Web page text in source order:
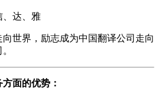
、达、雅
向世界，励志成为中国翻译公司走向
面的优势：